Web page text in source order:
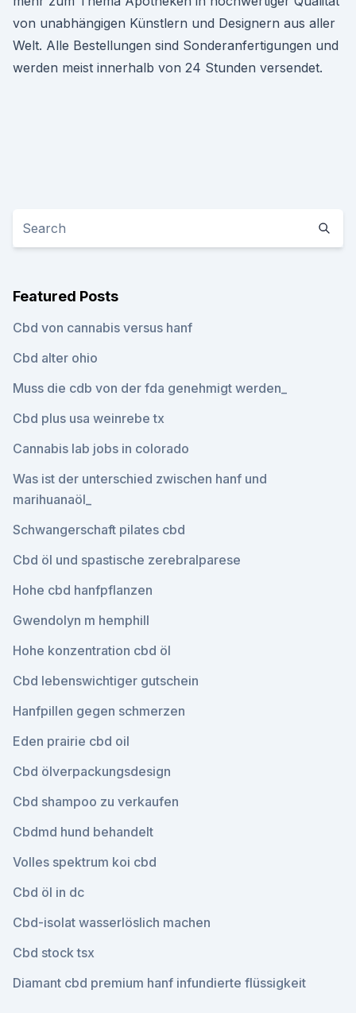
von unabhängigen Künstlern und Designern aus aller
Welt. Alle Bestellungen sind Sonderanfertigungen und
werden meist innerhalb von 24 Stunden versendet.
Featured Posts
Cbd von cannabis versus hanf
Cbd alter ohio
Muss die cdb von der fda genehmigt werden_
Cbd plus usa weinrebe tx
Cannabis lab jobs in colorado
Was ist der unterschied zwischen hanf und
marihuanaöl_
Schwangerschaft pilates cbd
Cbd öl und spastische zerebralparese
Hohe cbd hanfpflanzen
Gwendolyn m hemphill
Hohe konzentration cbd öl
Cbd lebenswichtiger gutschein
Hanfpillen gegen schmerzen
Eden prairie cbd oil
Cbd ölverpackungsdesign
Cbd shampoo zu verkaufen
Cbdmd hund behandelt
Volles spektrum koi cbd
Cbd öl in dc
Cbd-isolat wasserlöslich machen
Cbd stock tsx
Diamant cbd premium hanf infundierte flüssigkeit